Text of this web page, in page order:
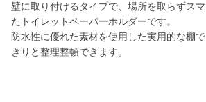
壁に取り付けるタイプで、場所を取らずス
たトイレットペーパーホルダーです。
防水性に優れた素材を使用した実用的な棚
きりと整理整頓できます。